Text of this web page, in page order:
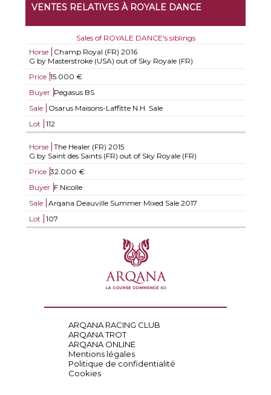
VENTES RELATIVES À ROYALE DANCE
Sales of ROYALE DANCE's siblings
Horse
Champ Royal (FR) 2016
G by Masterstroke (USA) out of Sky Royale (FR)
Price 15.000 €
Buyer Pegasus BS
Sale
Osarus Maisons-Laffitte N.H. Sale
Lot
112
Horse The Healer (FR) 2015
G by Saint des Saints (FR) out of Sky Royale (FR)
Price 32.000 €
Buyer F Nicolle
Sale
Arqana Deauville Summer Mixed Sale 2017
Lot
107
ARQANA RACING CLUB
ARQANA TROT
ARQANA ONLINE
Mentions légales
Politique de confidentialité
Cookies